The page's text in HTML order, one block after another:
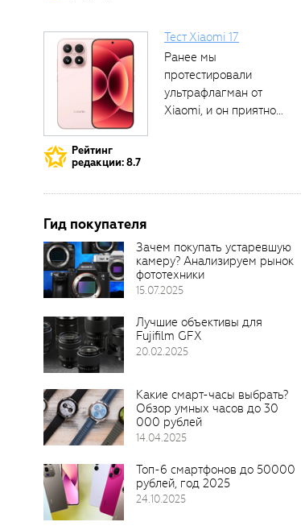
Рейтинг
редакции: 8.7
Тест Xiaomi 17
Ранее мы
протестировали
ультрафлагман от
Xiaomi, и он приятно
Гид покупателя
Зачем покупать устаревшую
камеру? Анализируем рынок
фототехники
15.07.2025
Лучшие объективы для
Fujifilm GFX
20.02.2025
Какие смарт-часы выбрать?
Обзор умных часов до 30
000 рублей
14.04.2025
Топ-6 смартфонов до 50000
рублей, год 2025
24.10.2025